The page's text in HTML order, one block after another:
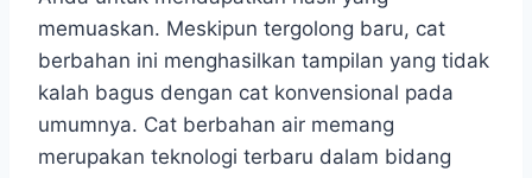
memuaskan. Meskipun tergolong baru, cat
berbahan ini menghasilkan tampilan yang tidak
kalah bagus dengan cat konvensional pada
umumnya. Cat berbahan air memang
merupakan teknologi terbaru dalam bidang